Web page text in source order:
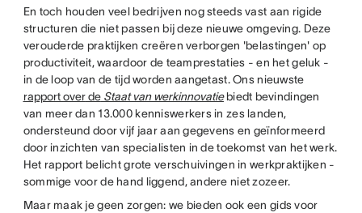
En toch houden veel bedrijven nog steeds vast aan rigide
structuren die niet passen bij deze nieuwe omgeving. Deze
verouderde praktijken creëren verborgen 'belastingen' op
productiviteit, waardoor de teamprestaties - en het geluk -
in de loop van de tijd worden aangetast. Ons nieuwste
rapport overdeStaat van werkinnovatiebiedt bevindingen
van meer dan 13.000 kenniswerkers in zes landen,
ondersteund door vijf jaar aan gegevens en geïnformeerd
door inzichten van specialisten in de toekomst van het werk.
Het rapport belicht grote verschuivingen in werkpraktijken -
sommige voor de hand liggend, andere niet zozeer.
Maar maak je geen zorgen: we bieden ook een gids voor